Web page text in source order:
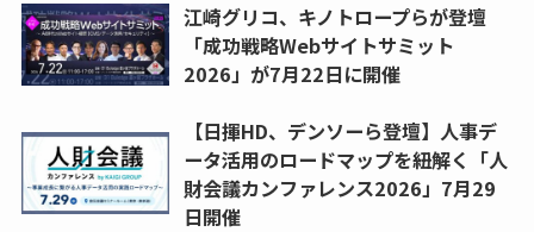
江崎グリコ、キノトロープらが登壇
「成功戦略Webサイトサミット
2026」が7月22日に開催
【日揮HD、デンソーら登壇】人事デ
ータ活用のロードマップを紐解く「人
財会議カンファレンス2026」7月29
日開催